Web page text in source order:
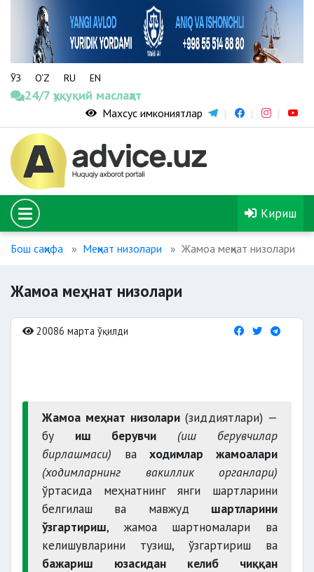
ЎЗ O‘Z RU EN
24/7 ҳуқуқий маслаҳат
Махсус имкониятлар
Кириш
Бош саҳифа Меҳнат низолари Жамоа меҳнат низолари
Жамоа меҳнат низолари
20086 марта ўқилди
Жамоа меҳнат низолари (зиддиятлари) —
бу иш берувчи
(иш берувчилар
бирлашмаси) ваходимлар жамоалари
(ходимларнинг вакиллик органлари)
ўртасида меҳнатнинг янги шартларини
белгилаш ва мавжуд шартларини
ўзгартириш, жамоа шартномалари ва
келишувларини тузиш, ўзгартириш ва
бажариш юзасидан келиб чиққан